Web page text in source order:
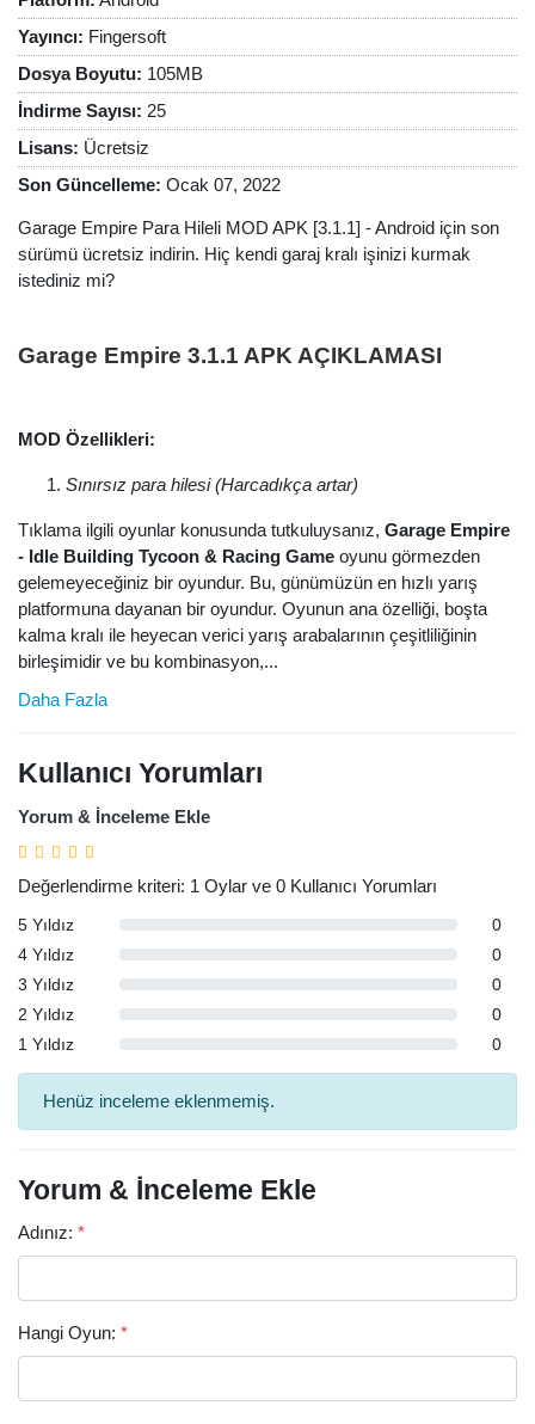
Yayıncı: Fingersoft
Dosya Boyutu: 105MB
İndirme Sayısı: 25
Lisans: Ücretsiz
Son Güncelleme: Ocak 07, 2022
Garage Empire Para Hileli MOD APK [3.1.1] - Android için son
sürümü ücretsiz indirin. Hiç kendi garaj kralı işinizi kurmak
istediniz mi?
Garage Empire 3.1.1 APK AÇIKLAMASI
MOD Özellikleri:
Sınırsız para hilesi (Harcadıkça artar)
Tıklama ilgili oyunlar konusunda tutkuluysanız, Garage Empire
- Idle Building Tycoon & Racing Game oyunu görmezden
gelemeyeceğiniz bir oyundur. Bu, günümüzün en hızlı yarış
platformuna dayanan bir oyundur. Oyunun ana özelliği, boşta
kalma kralı ile heyecan verici yarış arabalarının çeşitliliğinin
birleşimidir ve bu kombinasyon,...
Daha Fazla
Kullanıcı Yorumları
Yorum & İnceleme Ekle
Değerlendirme kriteri: 1 Oylar ve 0 Kullanıcı Yorumları
5 Yıldız
0
4 Yıldız
0
3 Yıldız
0
2 Yıldız
0
1 Yıldız
0
Henüz inceleme eklenmemiş.
Yorum & İnceleme Ekle
Adınız: *
Hangi Oyun: *